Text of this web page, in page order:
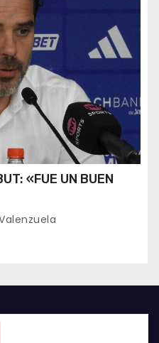
«FUE UN BUEN